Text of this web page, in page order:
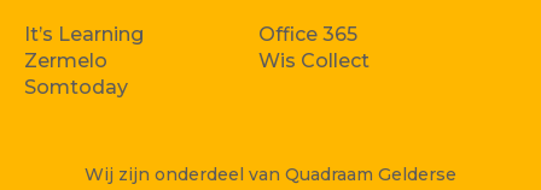
It’s Learning
Office 365
Zermelo
Wis Collect
Somtoday
Wij zijn onderdeel van Quadraam Gelderse